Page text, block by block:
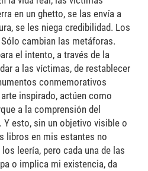
en un ghetto, se las envía a
se les niega credibilidad. Los
cambian las metáforas.
el intento, a través de la
a las víctimas, de restablecer
conmemorativos
inspirado, actúen como
a la comprensión del
esto, sin un objetivo visible o
libros en mis estantes no
leería, pero cada una de las
o implica mi existencia, da